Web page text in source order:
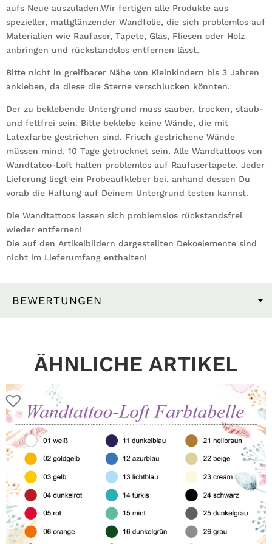
aufs Neue auszuladen.Wir fertigen alle Produkte aus
spezieller, mattglänzender Wandfolie, die sich problemlos auf
Materialien wie Raufaser, Tapete, Glas, Fliesen oder Holz
anbringen und rückstandslos entfernen lässt.
Bitte nicht in greifbarer Nähe von Kleinkindern bis 3 Jahren
ankleben, da diese die Sterne verschlucken könnten.
Der zu beklebende Untergrund muss sauber, trocken, staub-
und fettfrei sein. Bitte beklebe keine Wände, die mit
Latexfarbe gestrichen sind. Frisch gestrichene Wände
müssen mind. 10 Tage getrocknet sein. Alle Wandtattoos von
Wandtatoo-Loft halten problemlos auf Raufasertapete. Jeder
Lieferung liegt ein Probeaufkleber bei, anhand dessen Du
vorab die Haftung auf Deinem Untergrund testen kannst.
Die Wandtattoos lassen sich problemslos rückstandsfrei
wieder entfernen!
Die auf den Artikelbildern dargestellten Dekoelemente sind
nicht im Lieferumfang enthalten!
BEWERTUNGEN
ÄHNLICHE ARTIKEL